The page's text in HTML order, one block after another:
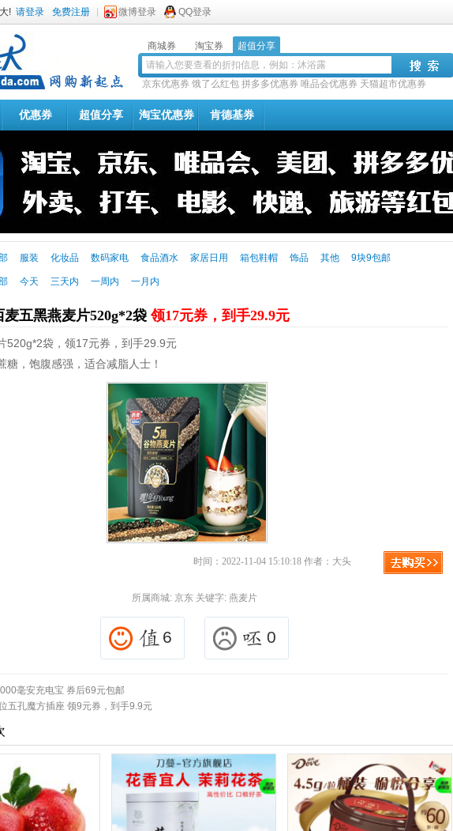
! 请登录 免费注册 微博登录 QQ登录
商城券 淘宝券 超值分享
京东优惠券 饿了么红包 拼多多优惠券 唯品会优惠券 天猫超市优惠券
优惠券 超值分享 淘宝优惠券 肯德基券
服装 化妆品 数码家电 食品酒水 家居日用 箱包鞋帽 饰品 其他 9块9包邮
今天 三天内 一周内 一月内
麦五黑燕麦片520g*2袋领17元券，到手29.9元
520g*2袋，领17元券，到手29.9元
糖，饱腹感强，适合减脂人士！
时间：2022-11-04 15:10:18 作者：大头
所属商城: 京东关键字: 燕麦片
6 0
毫安充电宝 券后69元包邮
五孔魔方插座 领9元券，到手9.9元
拼多多优惠券+拼多多返利 淘宝优惠券+淘宝返利